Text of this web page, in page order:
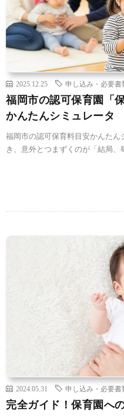
2025.12.25 申し込み・必要書
福岡市の認可保育園「
かんたんシミュレータ
福岡市の認可保育料目安かんたん
き、意外とつまずくのが「結局、
2024.05.31 申し込み・必要書
完全ガイド！保育園へ